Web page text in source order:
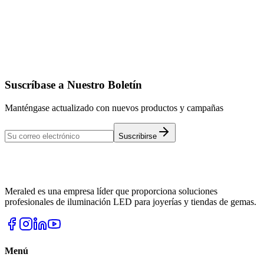
Suscríbase a Nuestro Boletín
Manténgase actualizado con nuevos productos y campañas
Suscribirse
Meraled es una empresa líder que proporciona soluciones
profesionales de iluminación LED para joyerías y tiendas de gemas.
Menú